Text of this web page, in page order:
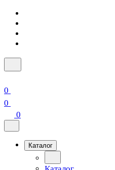
0
0
0
Каталог